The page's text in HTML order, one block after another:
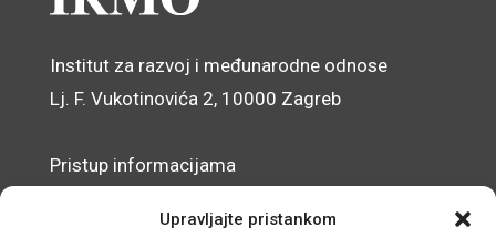
Upravljajte pristankom
Institut za razvoj i međunarodne odnose
Lj. F. Vukotinovića 2, 10000 Zagreb
Pristup informacijama
Izjava o pristupačnosti mrežnog sjedišta